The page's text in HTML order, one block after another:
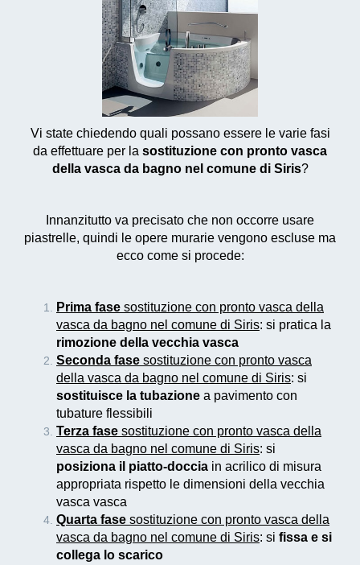
Vi state chiedendo quali possano essere le varie fasi
da effettuare per la sostituzione con pronto vasca
della vasca da bagno nel comune di Siris?
Innanzitutto va precisato che non occorre usare
piastrelle, quindi le opere murarie vengono escluse ma
ecco come si procede:
Prima fase sostituzione con pronto vasca della
vasca da bagno nel comune di Siris: si pratica la
rimozione della vecchia vasca
Seconda fase sostituzione con pronto vasca
della vasca da bagno nel comune di Siris: si
sostituisce la tubazione a pavimento con
tubature flessibili
Terza fase sostituzione con pronto vasca della
vasca da bagno nel comune di Siris: si
posiziona il piatto-doccia in acrilico di misura
appropriata rispetto le dimensioni della vecchia
vasca vasca
Quarta fase sostituzione con pronto vasca della
vasca da bagno nel comune di Siris: si fissa e si
collega lo scarico